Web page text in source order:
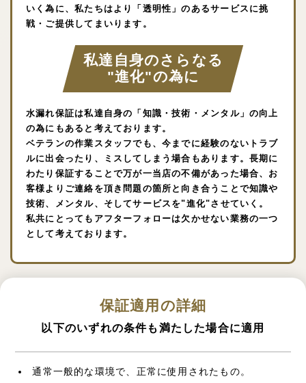
いく為に、私たちはより「透明性」のあるサービスに挑
戦・ご提供してまいります。
私達自身のさらなる
"進化"の為に
水漏れ保証は私達自身の「知識・技術・メンタル」の向上
の為にもあると考えております。
ベテランの作業スタッフでも、今までに経験のないトラブ
ルに出会ったり、ミスしてしまう場合もあります。長期に
わたり保証することで万が一当店の不備があった場合、お
客様よりご連絡を頂き問題の箇所と向き合うことで知識や
技術、メンタル、そしてサービスを"進化"させていく。
私共にとってもアフターフォローは欠かせない業務の一つ
として考えております。
保証適用の詳細
以下のいずれの条件も満たした場合に適用
通常一般的な環境で、正常に使用されたもの。